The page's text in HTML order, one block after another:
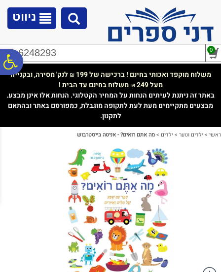
נגישות
ניווט
02-6248293 0
משלוח מוקפד ואכותי בחינם ! ברכישה של 199 ₪ לנק' מסירה, ובקנייה
מעל 249
₪משלוח בחינם עד הבית !
באתר זה ניתנת לעיתים הנחות על המחיר הקטלוגי. הנחות אלו אינן מבצע.
מבצעים מתקיימים מעת לעת לתקופה מוגבלת, כמפורסם באתר ובהתאם
לתקנון.
ראשי >ילדים ונוער >ילדים >מה אתם רואים? - אניטה בייסטרבוש